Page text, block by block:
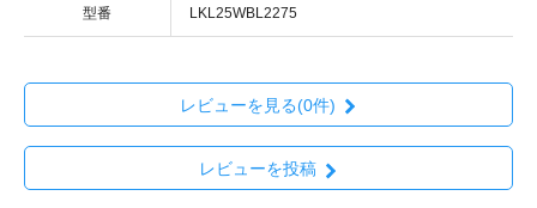
型番 LKL25WBL2275
レビューを見る(0件)
レビューを投稿